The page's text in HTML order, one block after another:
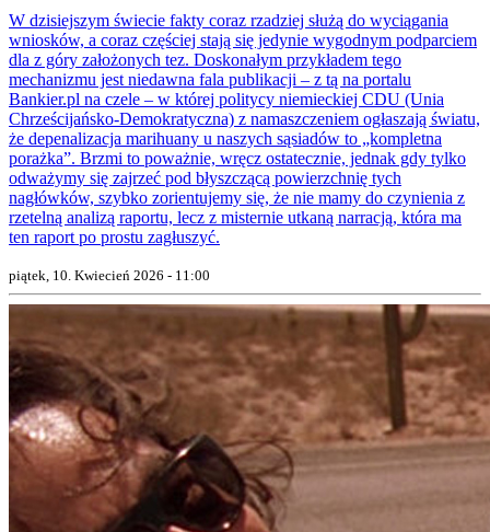
W dzisiejszym świecie fakty coraz rzadziej służą do wyciągania
wniosków, a coraz częściej stają się jedynie wygodnym podparciem
dla z góry założonych tez. Doskonałym przykładem tego
mechanizmu jest niedawna fala publikacji – z tą na portalu
Bankier.pl na czele – w której politycy niemieckiej CDU (Unia
Chrześcijańsko-Demokratyczna) z namaszczeniem ogłaszają światu,
że depenalizacja marihuany u naszych sąsiadów to „kompletna
porażka”. Brzmi to poważnie, wręcz ostatecznie, jednak gdy tylko
odważymy się zajrzeć pod błyszczącą powierzchnię tych
nagłówków, szybko zorientujemy się, że nie mamy do czynienia z
rzetelną analizą raportu, lecz z misternie utkaną narracją, która ma
ten raport po prostu zagłuszyć.
piątek, 10. Kwiecień 2026 - 11:00